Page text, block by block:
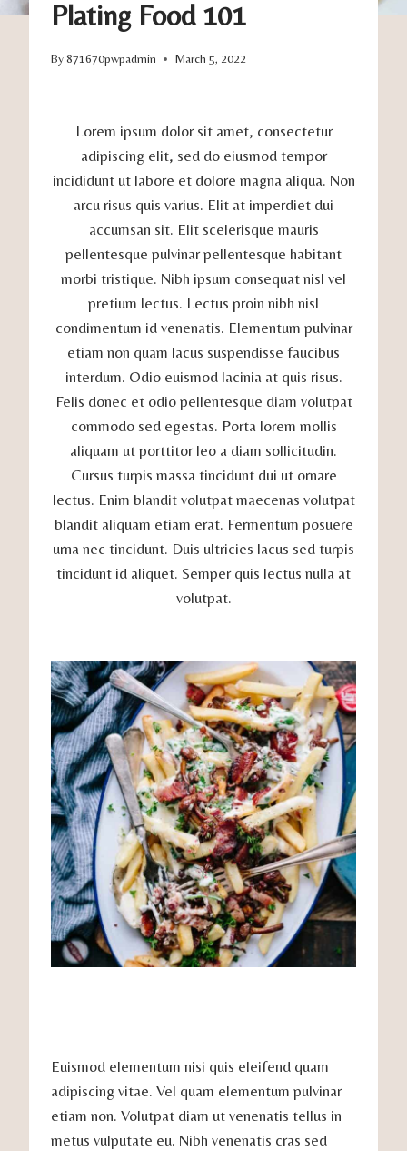
Plating Food 101
By871670pwpadmin March 5, 2022
Lorem ipsum dolor sit amet, consectetur
adipiscing elit, sed do eiusmod tempor
incididunt ut labore et dolore magna aliqua. Non
arcu risus quis varius. Elit at imperdiet dui
accumsan sit. Elit scelerisque mauris
pellentesque pulvinar pellentesque habitant
morbi tristique. Nibh ipsum consequat nisl vel
pretium lectus. Lectus proin nibh nisl
condimentum id venenatis. Elementum pulvinar
etiam non quam lacus suspendisse faucibus
interdum. Odio euismod lacinia at quis risus.
Felis donec et odio pellentesque diam volutpat
commodo sed egestas. Porta lorem mollis
aliquam ut porttitor leo a diam sollicitudin.
Cursus turpis massa tincidunt dui ut ornare
lectus. Enim blandit volutpat maecenas volutpat
blandit aliquam etiam erat. Fermentum posuere
urna nec tincidunt. Duis ultricies lacus sed turpis
tincidunt id aliquet. Semper quis lectus nulla at
volutpat.
Euismod elementum nisi quis eleifend quam
adipiscing vitae. Vel quam elementum pulvinar
etiam non. Volutpat diam ut venenatis tellus in
metus vulputate eu. Nibh venenatis cras sed